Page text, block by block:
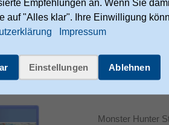
Monster Hunter
Empfehlungen an. Wenn Sie
auf "Alles klar". Ihre Einwilligung
Impressum
Einstellungen Ablehnen